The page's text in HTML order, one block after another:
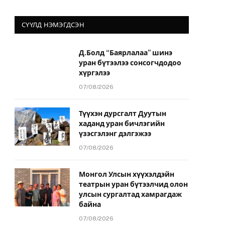
СҮҮЛД НЭМЭГДСЭН
Д.Болд “Баярлалаа” шинэ
уран бүтээлээ сонсогчдодоо
хүргэлээ
07/08/2026
Түүхэн дурсгалт Дуутын
хаданд уран бичлэгийн
үзэсгэлэнг дэлгэжээ
07/08/2026
Монгол Улсын хүүхэлдэйн
театрын уран бүтээлчид олон
улсын сургалтад хамрагдаж
байна
07/08/2026